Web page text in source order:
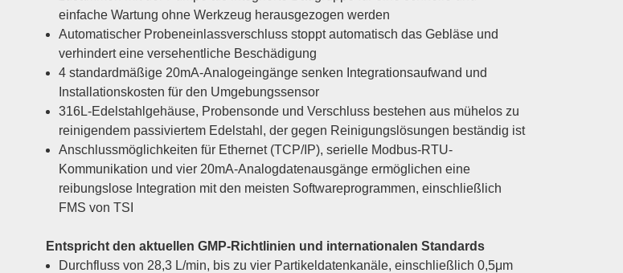
einfache Wartung ohne Werkzeug herausgezogen werden
Automatischer Probeneinlassverschluss stoppt automatisch das Gebläse und
verhindert eine versehentliche Beschädigung
4 standardmäßige 20mA-Analogeingänge senken Integrationsaufwand und
Installationskosten für den Umgebungssensor
316L-Edelstahlgehäuse, Probensonde und Verschluss bestehen aus mühelos zu
reinigendem passiviertem Edelstahl, der gegen Reinigungslösungen beständig ist
Anschlussmöglichkeiten für Ethernet (TCP/IP), serielle Modbus-RTU-
Kommunikation und vier 20mA-Analogdatenausgänge ermöglichen eine
reibungslose Integration mit den meisten Softwareprogrammen, einschließlich
FMS von TSI
Entspricht den aktuellen GMP-Richtlinien und internationalen Standards
Durchfluss von 28,3 L/min, bis zu vier Partikeldatenkanäle, einschließlich 0,5μm